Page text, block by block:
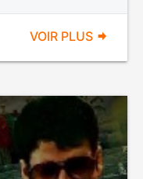
VOIR PLUS